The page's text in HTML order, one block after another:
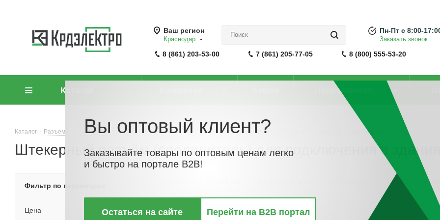
Ваш регион
Краснодар
8 (861) 203-53-00 7 (861) 205-77-05 8 (800) 555-53-20
Пн-Пт с 8:00-
Заказать звонок
Каталог Направления
Каталог - Разъемы Штеккеры для подключения электропитания - Штекерный разъём (соединитель) для подключения в зданиях
Штекерный разъём (соединитель) для подключения в зданиях
По цене По
Фильтр по параметрам
Цена
Вы оптовый клиент?
Заказывайте товары по оптовым ценам легко
и быстро на портале B2B!
Остаться на сайте Перейти на B2B портал